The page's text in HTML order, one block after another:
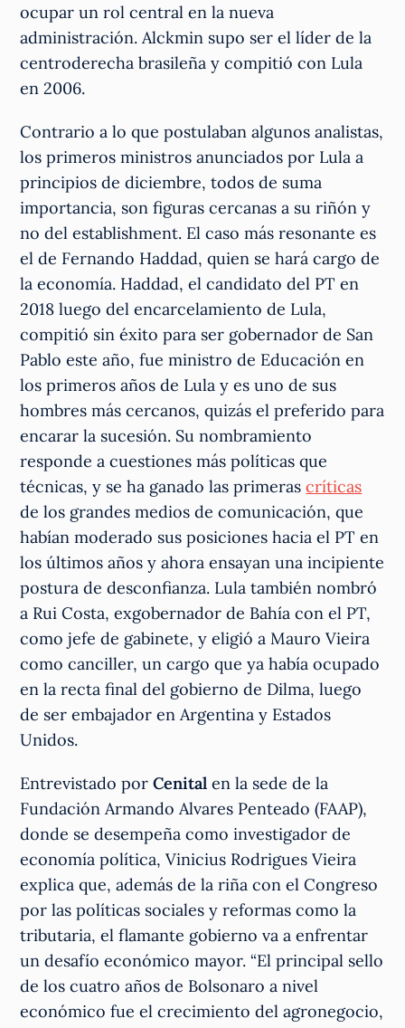
ocupar un rol central en la nueva
administración. Alckmin supo ser el líder de la
centroderecha brasileña y compitió con Lula
en 2006.
Contrario a lo que postulaban algunos analistas,
los primeros ministros anunciados por Lula a
principios de diciembre, todos de suma
importancia, son figuras cercanas a su riñón y
no del establishment. El caso más resonante es
el de Fernando Haddad, quien se hará cargo de
la economía. Haddad, el candidato del PT en
2018 luego del encarcelamiento de Lula,
compitió sin éxito para ser gobernador de San
Pablo este año, fue ministro de Educación en
los primeros años de Lula y es uno de sus
hombres más cercanos, quizás el preferido para
encarar la sucesión. Su nombramiento
responde a cuestiones más políticas que
técnicas, y se ha ganado las primerascríticas
de los grandes medios de comunicación, que
habían moderado sus posiciones hacia el PT en
los últimos años y ahora ensayan una incipiente
postura de desconfianza. Lula también nombró
a Rui Costa, exgobernador de Bahía con el PT,
como jefe de gabinete, y eligió a Mauro Vieira
como canciller, un cargo que ya había ocupado
en la recta final del gobierno de Dilma, luego
de ser embajador en Argentina y Estados
Unidos.
Entrevistado porCenitalen la sede de la
Fundación Armando Alvares Penteado (FAAP),
donde se desempeña como investigador de
economía política, Vinicius Rodrigues Vieira
explica que, además de la riña con el Congreso
por las políticas sociales y reformas como la
tributaria, el flamante gobierno va a enfrentar
un desafío económico mayor. “El principal sello
de los cuatro años de Bolsonaro a nivel
económico fue el crecimiento del agronegocio,